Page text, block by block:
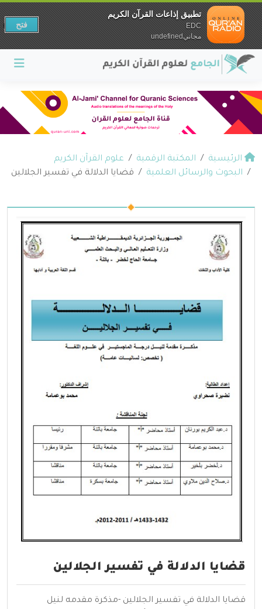
الرئيسية المكتبة الرقمية
علوم القرآن الكريم
البحوث والرسائل العلمية
قضايا الدلالة في تفسير الجلالين
قضايا الدلالة في تفسير الجلالين
قضايا الدلالة في تفسير الجلالين -مذكرة مقدمه لنيل
تطبيق إذاعات القرآن الكريم
EDC
مجانيundefined
فتح